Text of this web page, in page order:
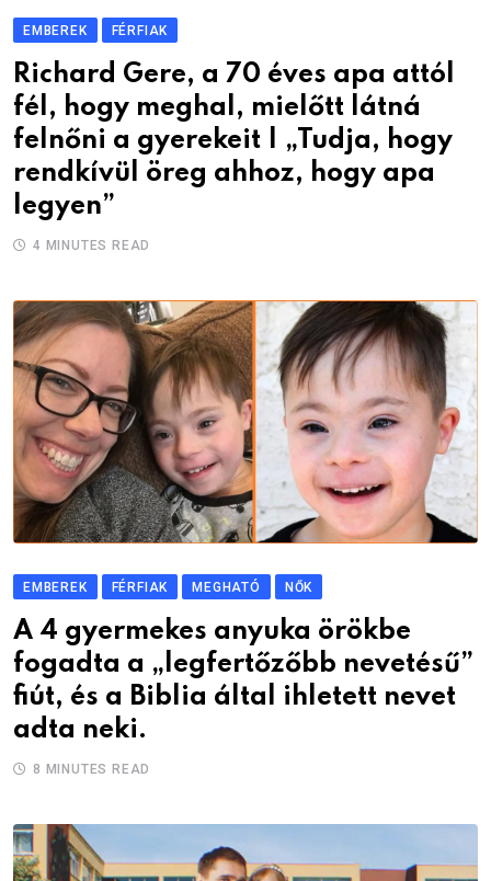
EMBEREK FÉRFIAK
Richard Gere, a 70 éves apa attól
fél, hogy meghal, mielőtt látná
felnőni a gyerekeit | „Tudja, hogy
rendkívül öreg ahhoz, hogy apa
legyen”
4 MINUTES READ
EMBEREK FÉRFIAK MEGHATÓ NŐK
A 4 gyermekes anyuka örökbe
fogadta a „legfertőzőbb nevetésű”
fiút, és a Biblia által ihletett nevet
adta neki.
8 MINUTES READ